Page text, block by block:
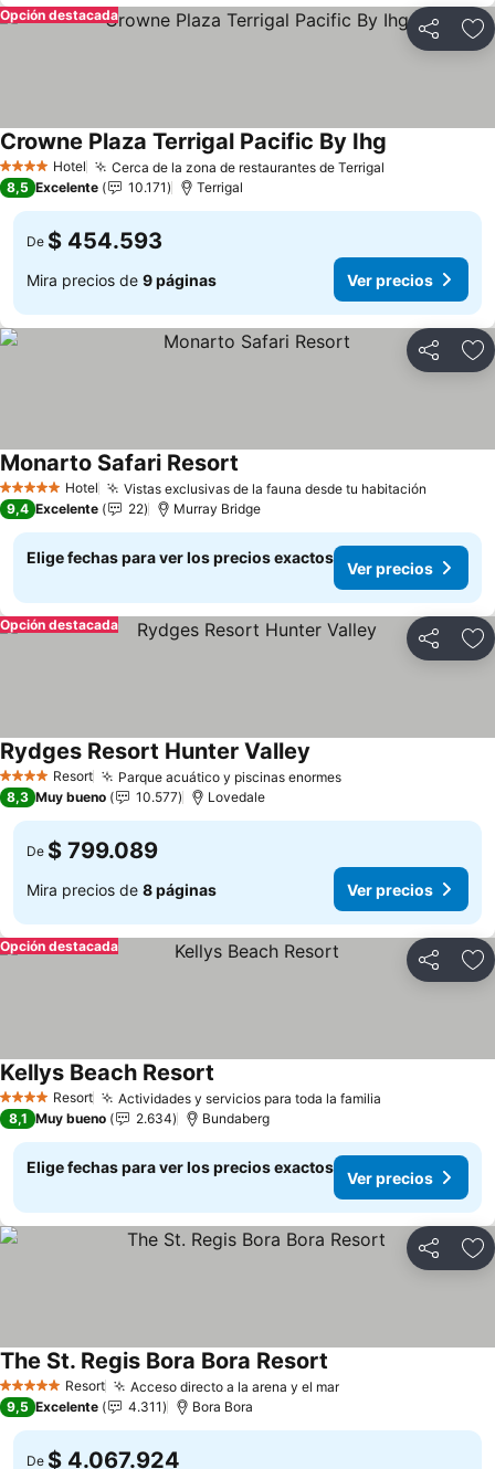
Compartir
Opción destacada
4 EstrellasHotel Cerca de la zona de restaurantes de Terrigal
Crowne Plaza Terrigal Pacific By Ihg
8,5 Excelente 10.171 Terrigal
De $ 454.593
Mira precios de 9 páginas Ver precios
Compartir
5 Estrellas Hotel Vistas exclusivas de la fauna desde tu habitación
Monarto Safari Resort
9,4 Excelente 22 Murray Bridge
Elige fechas para ver los precios exactos
Ver precios
Compartir
Opción destacada
4 EstrellasResort Parque acuático y piscinas enormesVer precios
Rydges Resort Hunter Valley
8,3 Muy bueno 10.577 Lovedale
De $ 799.089
Mira precios de 8 páginas Ver precios
Compartir
Opción destacada
4 EstrellasResort Actividades y servicios para toda la familia
Kellys Beach Resort
8,1 Muy bueno 2.634 Bundaberg
Elige fechas para ver los precios exactos
Ver precios
Compartir
5 Estrellas Resort Acceso directo a la arena y el marVer precios
The St. Regis Bora Bora Resort
9,5 Excelente 4.311 Bora Bora
De $ 4.067.924